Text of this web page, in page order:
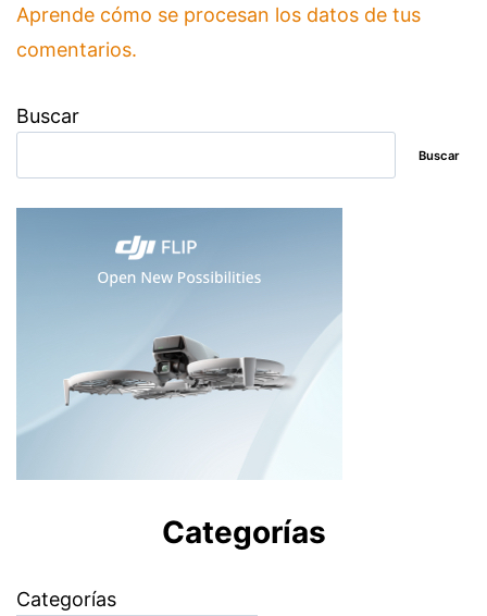
Aprende cómo se procesan los datos de tus
comentarios.
Buscar
Buscar
Categorías
Categorías